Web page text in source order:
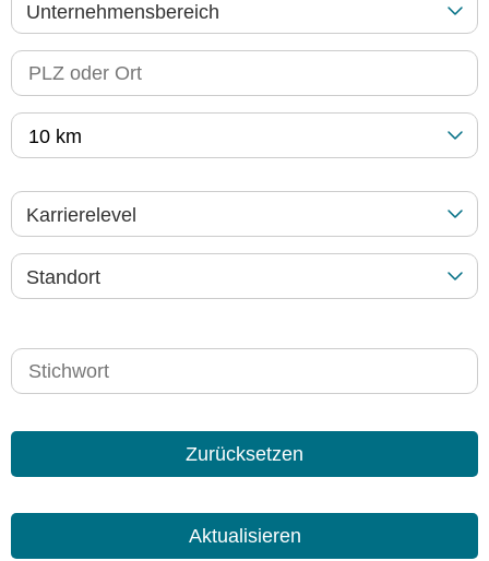
Unternehmensbereich
10 km
Karrierelevel
Standort
Zurücksetzen
Aktualisieren